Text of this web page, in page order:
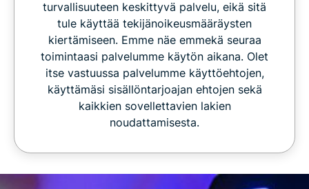
turvallisuuteen keskittyvä palvelu, eikä sitä
tule käyttää tekijänoikeusmääräysten
kiertämiseen. Emme näe emmekä seuraa
toimintaasi palvelumme käytön aikana. Olet
itse vastuussa palvelumme käyttöehtojen,
käyttämäsi sisällöntarjoajan ehtojen sekä
kaikkien sovellettavien lakien
noudattamisesta.